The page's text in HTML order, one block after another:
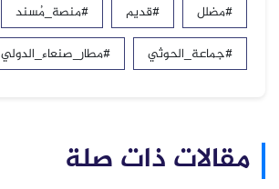
#مضلل #قديم #منصة_مُسند
#جماعة_الحوثي
#مطار_صنعاء_الدولي
مقالات ذات صلة